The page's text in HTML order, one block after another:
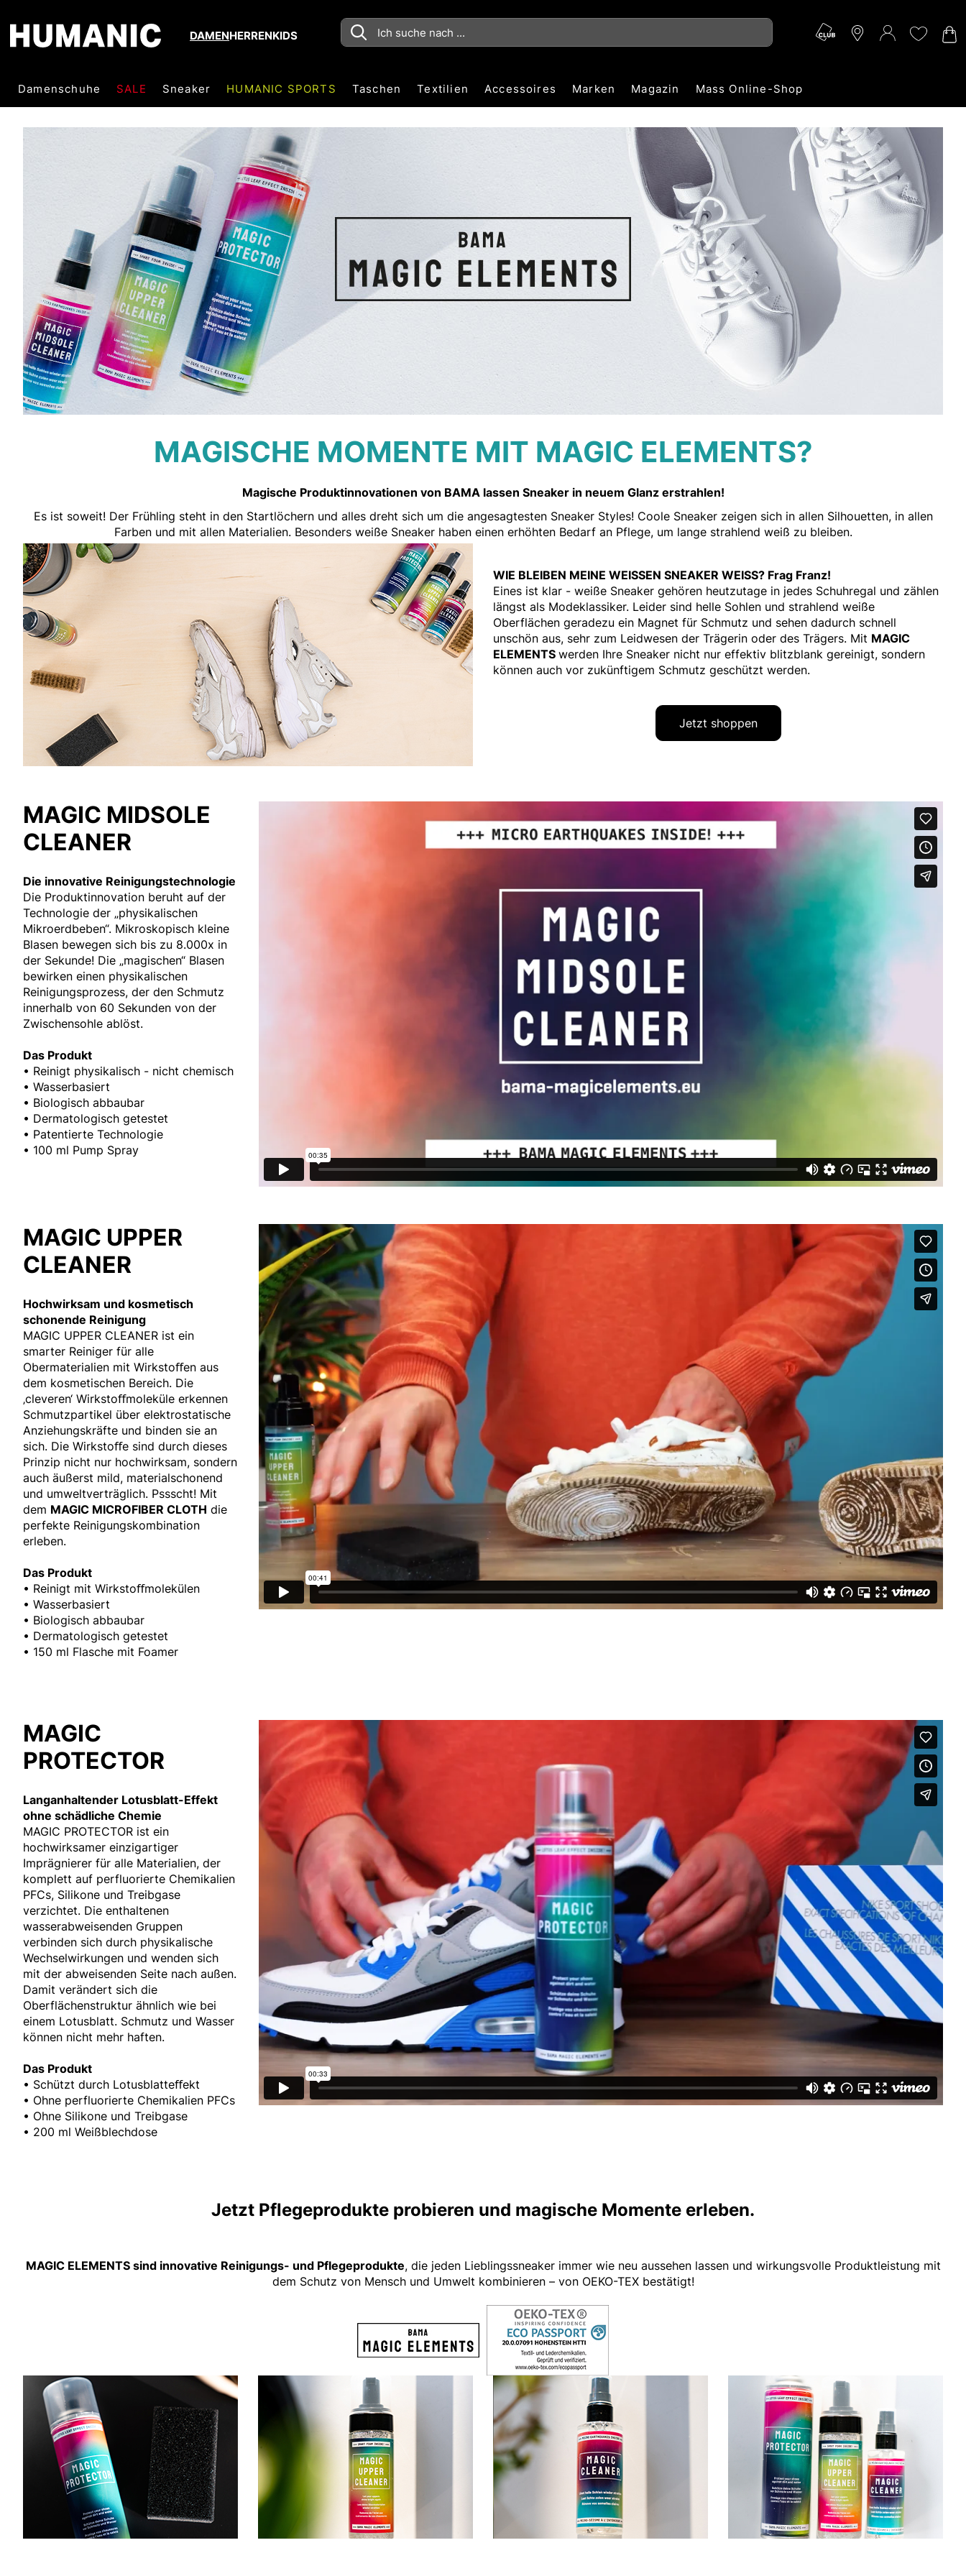
DAMENHERRENKIDS
Damenschuhe SALE Sneaker HUMANIC SPORTS Taschen Textilien Accessoires Marken Magazin Mass Online-Shop
MAGISCHE MOMENTE MIT MAGIC ELEMENTS?
​​​​​​​Magische Produktinnovationen von BAMA lassen Sneaker in neuem Glanz erstrahlen!
Es ist soweit! Der Frühling steht in den Startlöchern und alles dreht sich um die angesagtesten Sneaker Styles! Coole Sneaker zeigen sich in allen Silhouetten, in allen
Farben und mit allen Materialien. Besonders weiße Sneaker haben einen erhöhten Bedarf an Pflege, um lange strahlend weiß zu bleiben.
WIE BLEIBEN MEINE WEISSEN SNEAKER WEISS? Frag Franz!
Eines ist klar - weiße Sneaker gehören heutzutage in jedes Schuhregal und zählen
längst als Modeklassiker. Leider sind helle Sohlen und strahlend weiße
Oberflächen geradezu ein Magnet für Schmutz und sehen dadurch schnell
unschön aus, sehr zum Leidwesen der Trägerin oder des Trägers. Mit MAGIC
ELEMENTS werden Ihre Sneaker nicht nur effektiv blitzblank gereinigt, sondern
können auch vor zukünftigem Schmutz geschützt werden.
Jetzt shoppen
MAGIC MIDSOLE
CLEANER
Die innovative Reinigungstechnologie
Die Produktinnovation beruht auf der
Technologie der „physikalischen
Mikroerdbeben“. Mikroskopisch kleine
Blasen bewegen sich bis zu 8.000x in
der Sekunde! Die „magischen“ Blasen
bewirken einen physikalischen
Reinigungsprozess, der den Schmutz
innerhalb von 60 Sekunden von der
Zwischensohle ablöst.
Das Produkt
• Reinigt physikalisch - nicht chemisch
• Wasserbasiert
• Biologisch abbaubar
• Dermatologisch getestet
• Patentierte Technologie
• 100 ml Pump Spray
MAGIC UPPER
CLEANER
Hochwirksam und kosmetisch
schonende Reinigung
MAGIC UPPER CLEANER ist ein
smarter Reiniger für alle
Obermaterialien mit Wirkstoﬀen aus
dem kosmetischen Bereich. Die
‚cleveren‘ Wirkstoﬀmoleküle erkennen
Schmutzpartikel über elektrostatische
Anziehungskräfte und binden sie an
sich. Die Wirkstoﬀe sind durch dieses
Prinzip nicht nur hochwirksam, sondern
auch äußerst mild, materialschonend
und umweltverträglich. Pssscht! Mit
dem MAGIC MICROFIBER CLOTH die
perfekte Reinigungskombination
erleben.
Das Produkt
• Reinigt mit Wirkstoﬀmolekülen
• Wasserbasiert
• Biologisch abbaubar
• Dermatologisch getestet
• 150 ml Flasche mit Foamer
MAGIC
PROTECTOR
Langanhaltender Lotusblatt-Effekt
ohne schädliche Chemie
MAGIC PROTECTOR ist ein
hochwirksamer einzigartiger
Imprägnierer für alle Materialien, der
komplett auf perfluorierte Chemikalien
PFCs, Silikone und Treibgase
verzichtet. Die enthaltenen
wasserabweisenden Gruppen
verbinden sich durch physikalische
Wechselwirkungen und wenden sich
mit der abweisenden Seite nach außen.
Damit verändert sich die
Oberflächenstruktur ähnlich wie bei
einem Lotusblatt. Schmutz und Wasser
können nicht mehr haften.
Das Produkt
• Schützt durch Lotusblatteﬀekt
• Ohne perfluorierte Chemikalien PFCs
• Ohne Silikone und Treibgase
• 200 ml Weißblechdose
Jetzt Pflegeprodukte probieren und magische Momente erleben.
​​​​​​​MAGIC ELEMENTS sind innovative Reinigungs- und Pflegeprodukte, die jeden Lieblingssneaker immer wie neu aussehen lassen und wirkungsvolle Produktleistung mit
dem Schutz von Mensch und Umwelt kombinieren – von OEKO-TEX bestätigt!